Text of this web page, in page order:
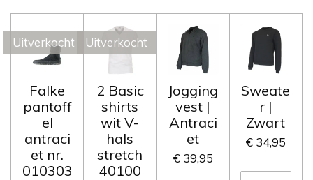
Uitverkocht
Falke
pantoff
el
antraci
et nr.
010303
Uitverkocht
2 Basic
shirts
wit V-
hals
stretch
40100
Jogging
vest |
Antraci
et
€ 39,95
Sweate
r |
Zwart
€ 34,95